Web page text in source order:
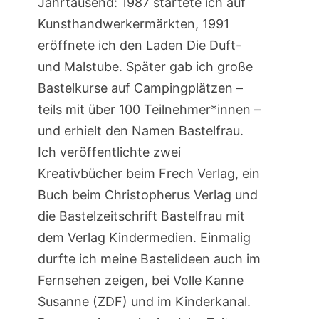
Kunsthandwerkermärkten, 1991
eröffnete ich den Laden Die Duft-
und Malstube. Später gab ich große
Bastelkurse auf Campingplätzen –
teils mit über 100 Teilnehmer*innen –
und erhielt den Namen Bastelfrau.
Ich veröffentlichte zwei
Kreativbücher beim Frech Verlag, ein
Buch beim Christopherus Verlag und
die Bastelzeitschrift Bastelfrau mit
dem Verlag Kindermedien. Einmalig
durfte ich meine Bastelideen auch im
Fernsehen zeigen, bei Volle Kanne
Susanne (ZDF) und im Kinderkanal.